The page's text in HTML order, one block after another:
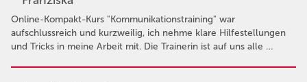
Online-Kompakt-Kurs "Kommunikationstraining" war
aufschlussreich und kurzweilig, ich nehme klare Hilfestellungen
und Tricks in meine Arbeit mit. Die Trainerin ist auf uns alle …